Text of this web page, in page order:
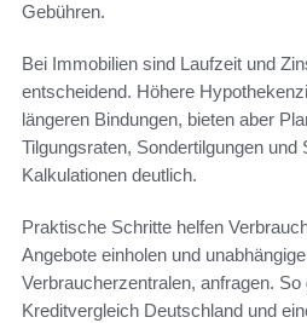
Gebühren.
Bei Immobilien sind Laufzeit und
entscheidend. Höhere
längeren Bindungen, bieten aber
Tilgungsraten, Sondertilgungen und
Kalkulationen deutlich.
Praktische Schritte helfen
Angebote einholen und
Verbraucherzentralen, anfragen. So
Kreditvergleich Deutschland und